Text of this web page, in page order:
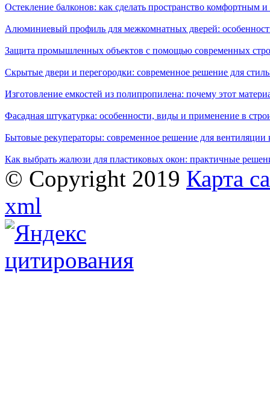
Остекление балконов: как сделать пространство комфортным
Алюминиевый профиль для межкомнатных дверей:
Защита промышленных объектов с помощью современных
Скрытые двери и перегородки: современное решение для
Изготовление емкостей из полипропилена: почему этот
Фасадная штукатурка: особенности, виды и применение в
Бытовые рекуператоры: современное решение для вентиляции
Как выбрать жалюзи для пластиковых окон: практичные
© Copyright 2019 Карта
xml